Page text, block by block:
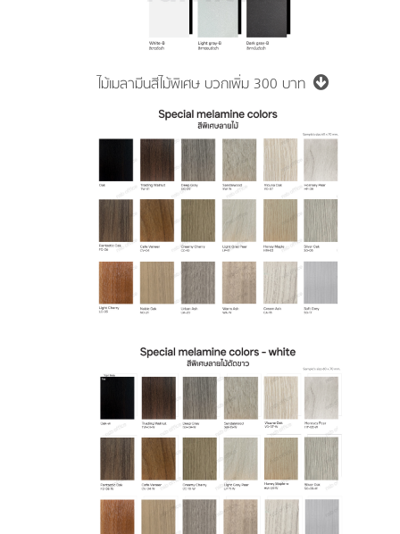
ไม้เมลามีนสีไม้พิเศษ บวกเพิ่ม 300 บาท